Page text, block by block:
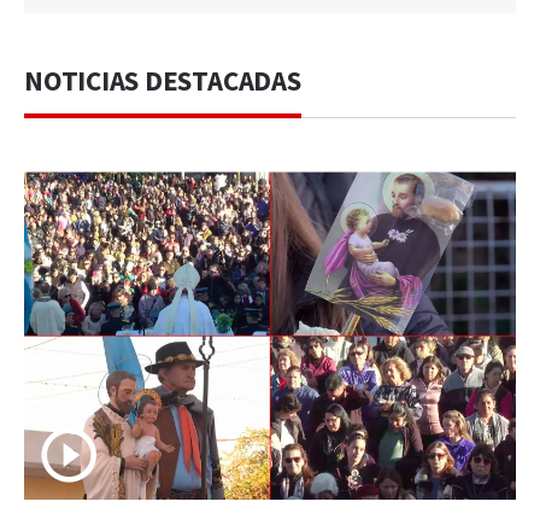
NOTICIAS DESTACADAS